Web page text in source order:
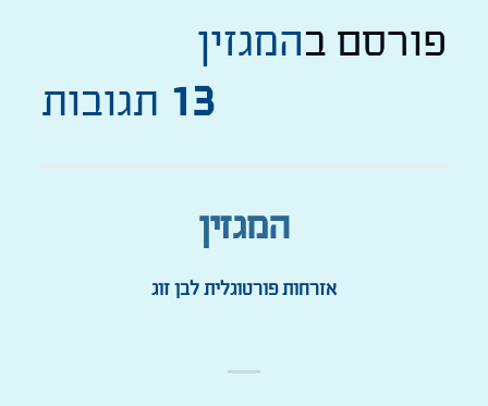
פורסם בהמגזין
13 תגובות
המגזין
אזרחות פורטוגלית לבן זוג